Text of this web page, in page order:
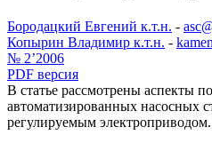
Бородацкий Евгений к.т.н. -
Копырин Владимир к.т.н. -
№ 2’2006
PDF версия
В статье рассмотрены аспекты
автоматизированных насосных
регулируемым электроприводом.